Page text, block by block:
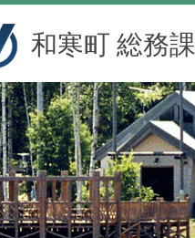
和寒町 総務課